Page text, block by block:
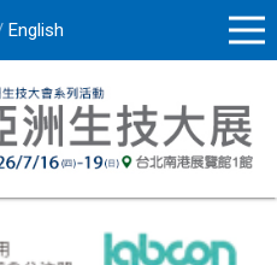
English